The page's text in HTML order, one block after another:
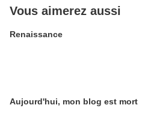
Vous aimerez aussi
Renaissance
Aujourd'hui, mon blog est mort